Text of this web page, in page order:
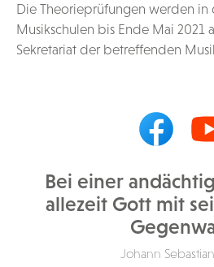
Die Theorieprüfungen werden in
Musikschulen bis Ende Mai 2021
Sekretariat der betreffenden
Bei einer
allezeit Gott mit
Johann